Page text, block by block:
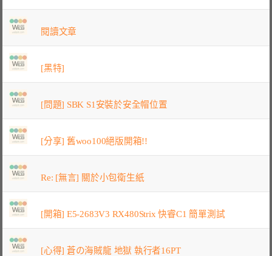
閱讀文章
[黑特]
[問題] SBK S1安裝於安全帽位置
[分享] 舊woo100絕版開箱!!
Re: [無言] 關於小包衛生紙
[開箱] E5-2683V3 RX480Strix 快睿C1 簡單測試
[心得] 蒼の海賊龍 地獄 執行者16PT